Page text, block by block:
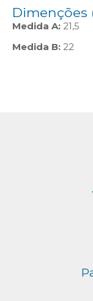
Dimenções
Medida A: 21,5
Medida B: 22